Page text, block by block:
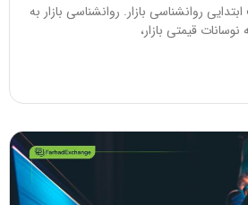
روانشناسی بازار. روانشناسی بازار به
قیمتی بازار،